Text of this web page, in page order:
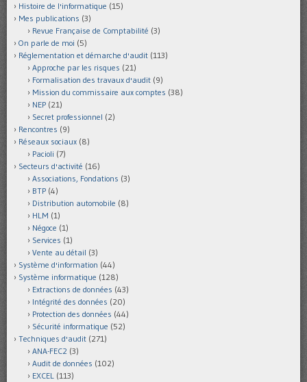
Histoire de l'informatique (15)
Mes publications (3)
Revue Française de Comptabilité (3)
On parle de moi (5)
Réglementation et démarche d'audit (113)
Approche par les risques (21)
Formalisation des travaux d'audit (9)
Mission du commissaire aux comptes (38)
NEP (21)
Secret professionnel (2)
Rencontres (9)
Réseaux sociaux (8)
Pacioli (7)
Secteurs d'activité (16)
Associations, Fondations (3)
BTP (4)
Distribution automobile (8)
HLM (1)
Négoce (1)
Services (1)
Vente au détail (3)
Système d'information (44)
Système informatique (128)
Extractions de données (43)
Intégrité des données (20)
Protection des données (44)
Sécurité informatique (52)
Techniques d'audit (271)
ANA-FEC2 (3)
Audit de données (102)
EXCEL (113)